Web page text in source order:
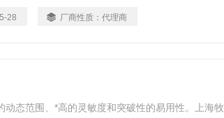
28 厂商性质：代理商
动态范围、*高的灵敏度和突破性的易用性。上海牧